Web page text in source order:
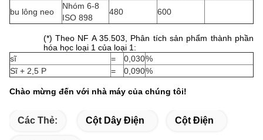
bu lông neo
Nhóm 6-8
ISO 898
480 600
(*) Theo NF A 35.503, Phân tích sản phẩm thành phần
hóa học loại 1 của loại 1:
sĩ
= 0,030%
Sĩ + 2,5 P
= 0,090%
Chào mừng đến với nhà máy của chúng tôi!
Các Thẻ: Cột Dây Điện Cột Điện